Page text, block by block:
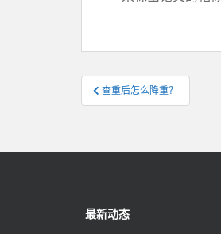
文
章
航
查重后怎么降重？
最新动态